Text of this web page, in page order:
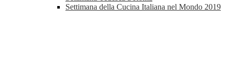
Settimana della Cucina Italiana nel Mondo 2019